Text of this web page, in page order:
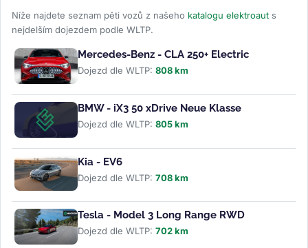
Níže najdete seznam pěti vozů z našeho katalogu elektroaut s
nejdelším dojezdem podle WLTP.
Mercedes-Benz - CLA 250+ Electric
Dojezd dle WLTP: 808 km
BMW - iX3 50 xDrive Neue Klasse
Dojezd dle WLTP: 805 km
Kia - EV6
Dojezd dle WLTP: 708 km
Tesla - Model 3 Long Range RWD
Dojezd dle WLTP: 702 km